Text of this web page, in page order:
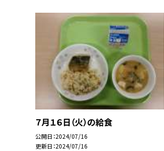
７月１６日（火）の給食
公開日 2024/07/16
更新日 2024/07/16